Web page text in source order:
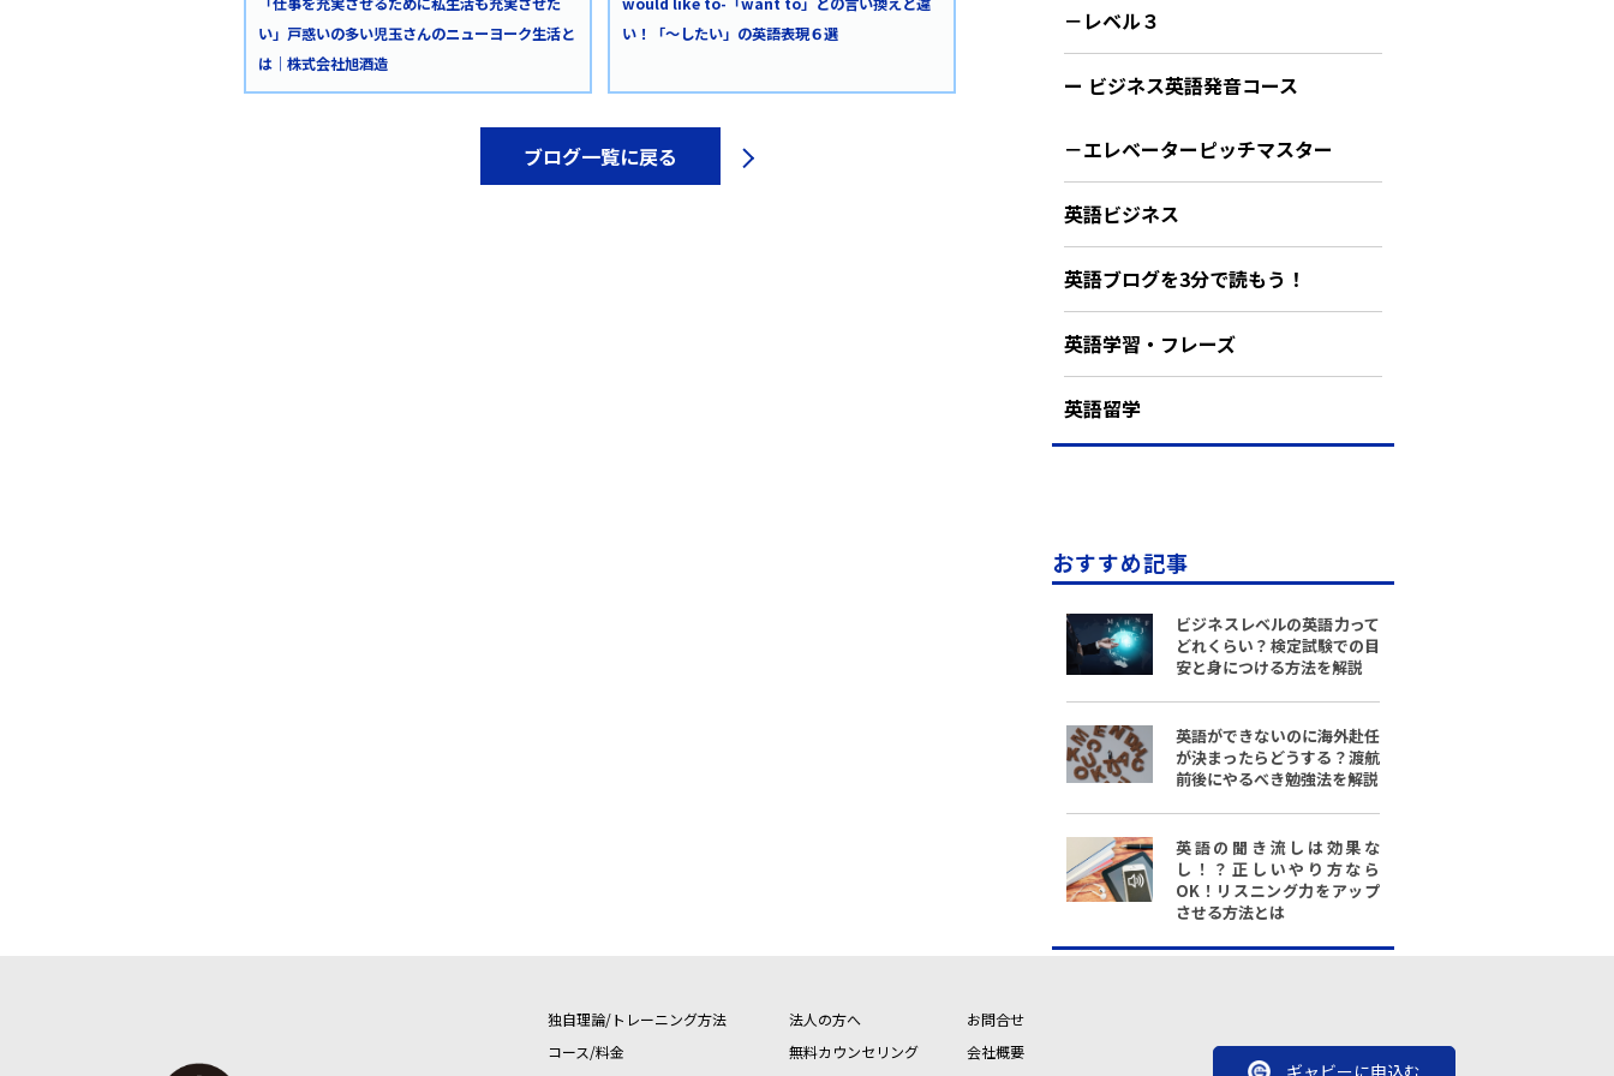
い」戸惑いの多い児玉さんのニューヨーク生活と
は｜株式会社旭酒造
い！「～したい」の英語表現６選
ブログ一覧に戻る
－レベル３
ー ビジネス英語発音コース
－エレベーターピッチマスター
英語ビジネス
英語ブログを3分で読もう！
英語学習・フレーズ
英語留学
おすすめ記事
ビジネスレベルの英語力って
どれくらい？検定試験での目
安と身につける方法を解説
英語ができないのに海外赴任
が決まったらどうする？渡航
前後にやるべき勉強法を解説
英語の聞き流しは効果な
し！？正しいやり方なら
OK！リスニング力をアップ
させる方法とは
独自理論/トレーニング方法
コース/料金
法人の方へ
無料カウンセリング
お問合せ
会社概要